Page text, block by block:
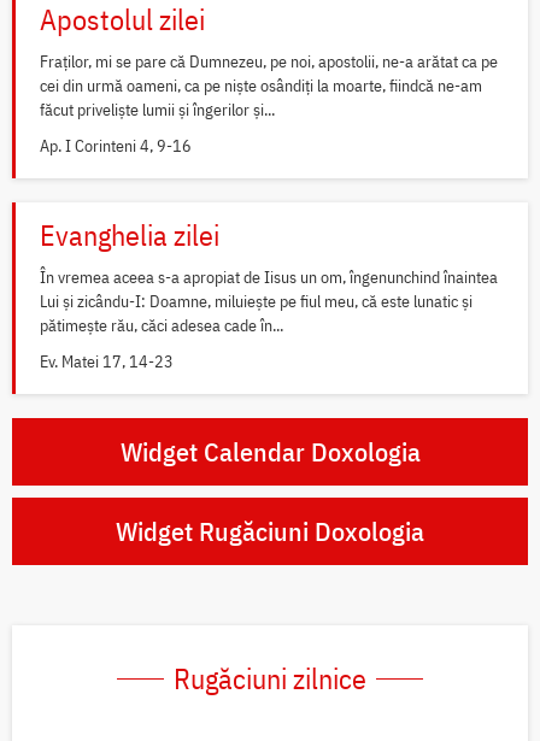
Apostolul zilei
Fraților, mi se pare că Dumnezeu, pe noi, apostolii, ne-a arătat ca pe
cei din urmă oameni, ca pe niște osândiți la moarte, fiindcă ne-am
făcut priveliște lumii și îngerilor și...
Ap. I Corinteni 4, 9-16
Evanghelia zilei
În vremea aceea s-a apropiat de Iisus un om, îngenunchind înaintea
Lui și zicându-I: Doamne, miluiește pe fiul meu, că este lunatic și
pătimește rău, căci adesea cade în...
Ev. Matei 17, 14-23
Widget Calendar Doxologia
Widget Rugăciuni Doxologia
Rugăciuni zilnice